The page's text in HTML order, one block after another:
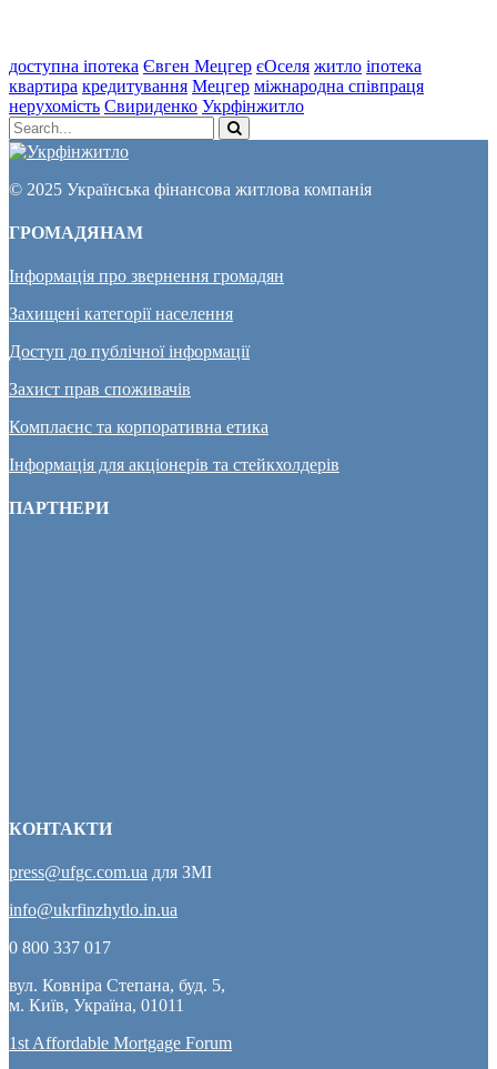
доступна іпотека Євген Мецгер єОселя житло іпотека
квартира кредитування Мецгер міжнародна співпраця
нерухомість Свириденко Укрфінжитло
© 2025 Українська фінансова житлова компанія
ГРОМАДЯНАМ
Інформація про звернення громадян
Захищені категорії населення
Доступ до публічної інформації
Захист прав споживачів
Комплаєнс та корпоративна етика
Інформація для акціонерів та стейкхолдерів
ПАРТНЕРИ
КОНТАКТИ
press@ufgc.com.ua для ЗМІ
info@ukrfinzhytlo.in.ua
0 800 337 017
вул. Ковніра Степана, буд. 5,
м. Київ, Україна, 01011
1st Affordable Mortgage Forum